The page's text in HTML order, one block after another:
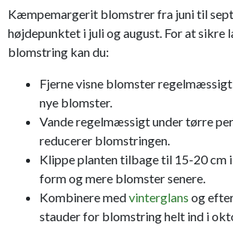
Kæmpemargerit blomstrer fra juni til
højdepunktet i juli og august. For at sikre
blomstring kan du:
Fjerne visne blomster
nye blomster.
Vande regelmæssigt under tørre
reducerer blomstringen.
Klippe planten tilbage til 15-20 cm
form og mere blomster senere.
Kombinere medvinterglans og
stauder for blomstring helt ind i